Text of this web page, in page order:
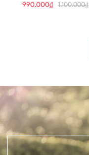
990.000₫ 1.100.000₫